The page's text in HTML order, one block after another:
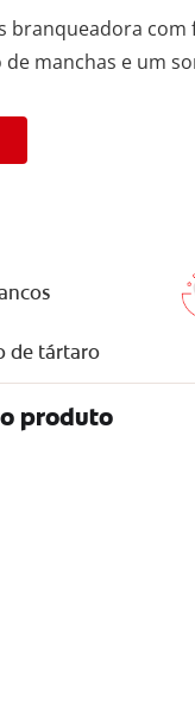
branqueadora
manchas e um
de tártaro
produto